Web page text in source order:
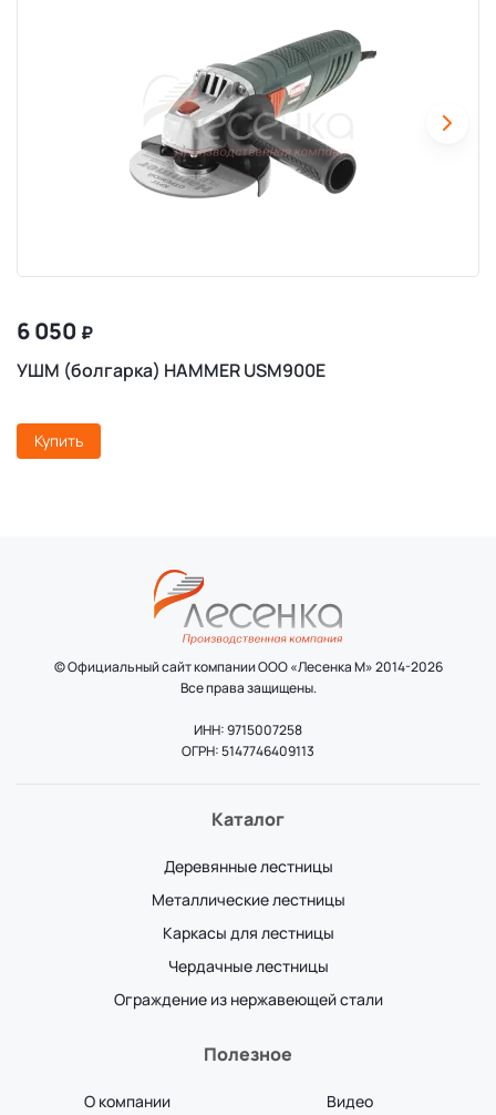
6 050 ₽
УШМ (болгарка) HAMMER USM900E
Купить
© Официальный сайт компании ООО «Лесенка М» 2014-2026
Все права защищены.
ИНН: 9715007258
ОГРН: 5147746409113
Каталог
Деревянные лестницы
Металлические лестницы
Каркасы для лестницы
Чердачные лестницы
Ограждение из нержавеющей стали
Полезное
О компании Видео